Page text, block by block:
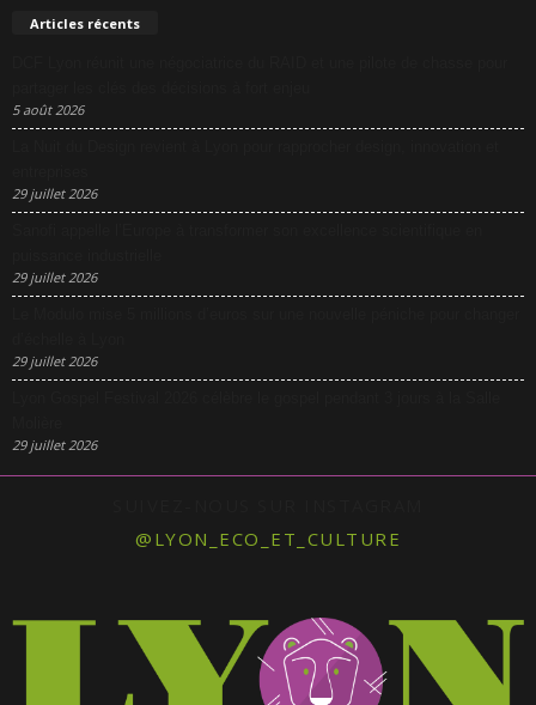
Articles récents
5 août 2026
29 juillet 2026
29 juillet 2026
29 juillet 2026
29 juillet 2026
@LYON_ECO_ET_CULTURE